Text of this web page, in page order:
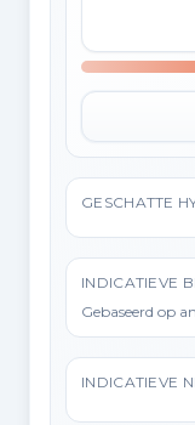
GESCHATTE
INDICATIEVE
Gebaseerd op
INDICATIEVE